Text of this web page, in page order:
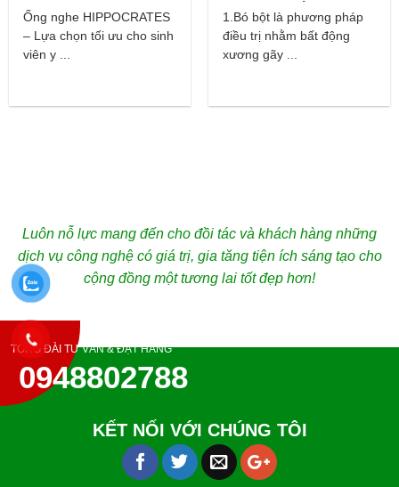
Ống nghe HIPPOCRATES
– Lựa chọn tối ưu cho sinh
viên y ...
thạch cao?
1.Bó bột là phương pháp
điều trị nhằm bất động
xương gãy ...
Luôn nỗ lực mang đến cho đồi tác và khách hàng những
dịch vụ công nghệ có giá trị, gia tăng tiện ích sáng tạo cho
cộng đồng một tương lai tốt đẹp hơn!
TỔNG ĐÀI TƯ VẤN & ĐẶT HÀNG
0948802788
KẾT NỐI VỚI CHÚNG TÔI